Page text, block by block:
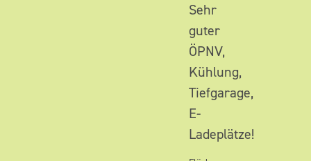
Sehr
guter
ÖPNV,
Kühlung,
Tiefgarage,
E-
Ladeplätze!